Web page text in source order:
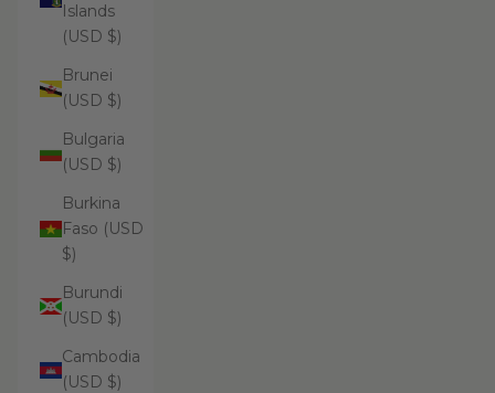
Islands
(USD $)
Brunei
(USD $)
Bulgaria
(USD $)
Burkina
Faso (USD
$)
Burundi
(USD $)
Cambodia
(USD $)